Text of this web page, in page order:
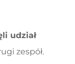
udział
zespół.